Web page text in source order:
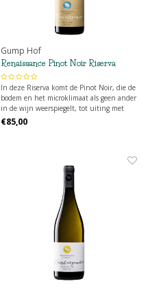
Gump Hof
Renaissance Pinot Noir Riserva
In deze Riserva komt de Pinot Noir, die de
bodem en het microklimaat als geen ander
in de wijn weerspiegelt, tot uiting met
delicate fruittonen, kruidige accenten,
lichte tannines en een lange afdronk.
€85,00